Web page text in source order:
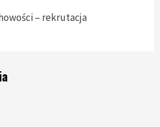
– rekrutacja